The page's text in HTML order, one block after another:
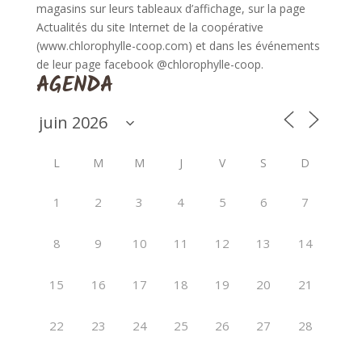
magasins sur leurs tableaux d’affichage, sur la page
Actualités du site Internet de la coopérative
(www.chlorophylle-coop.com) et dans les événements
de leur page facebook @chlorophylle-coop.
AGENDA
L M M J V S D
1 2 3 4 5 6 7
8 9 10 11 12 13 14
15 16 17 18 19 20 21
22 23 24 25 26 27 28